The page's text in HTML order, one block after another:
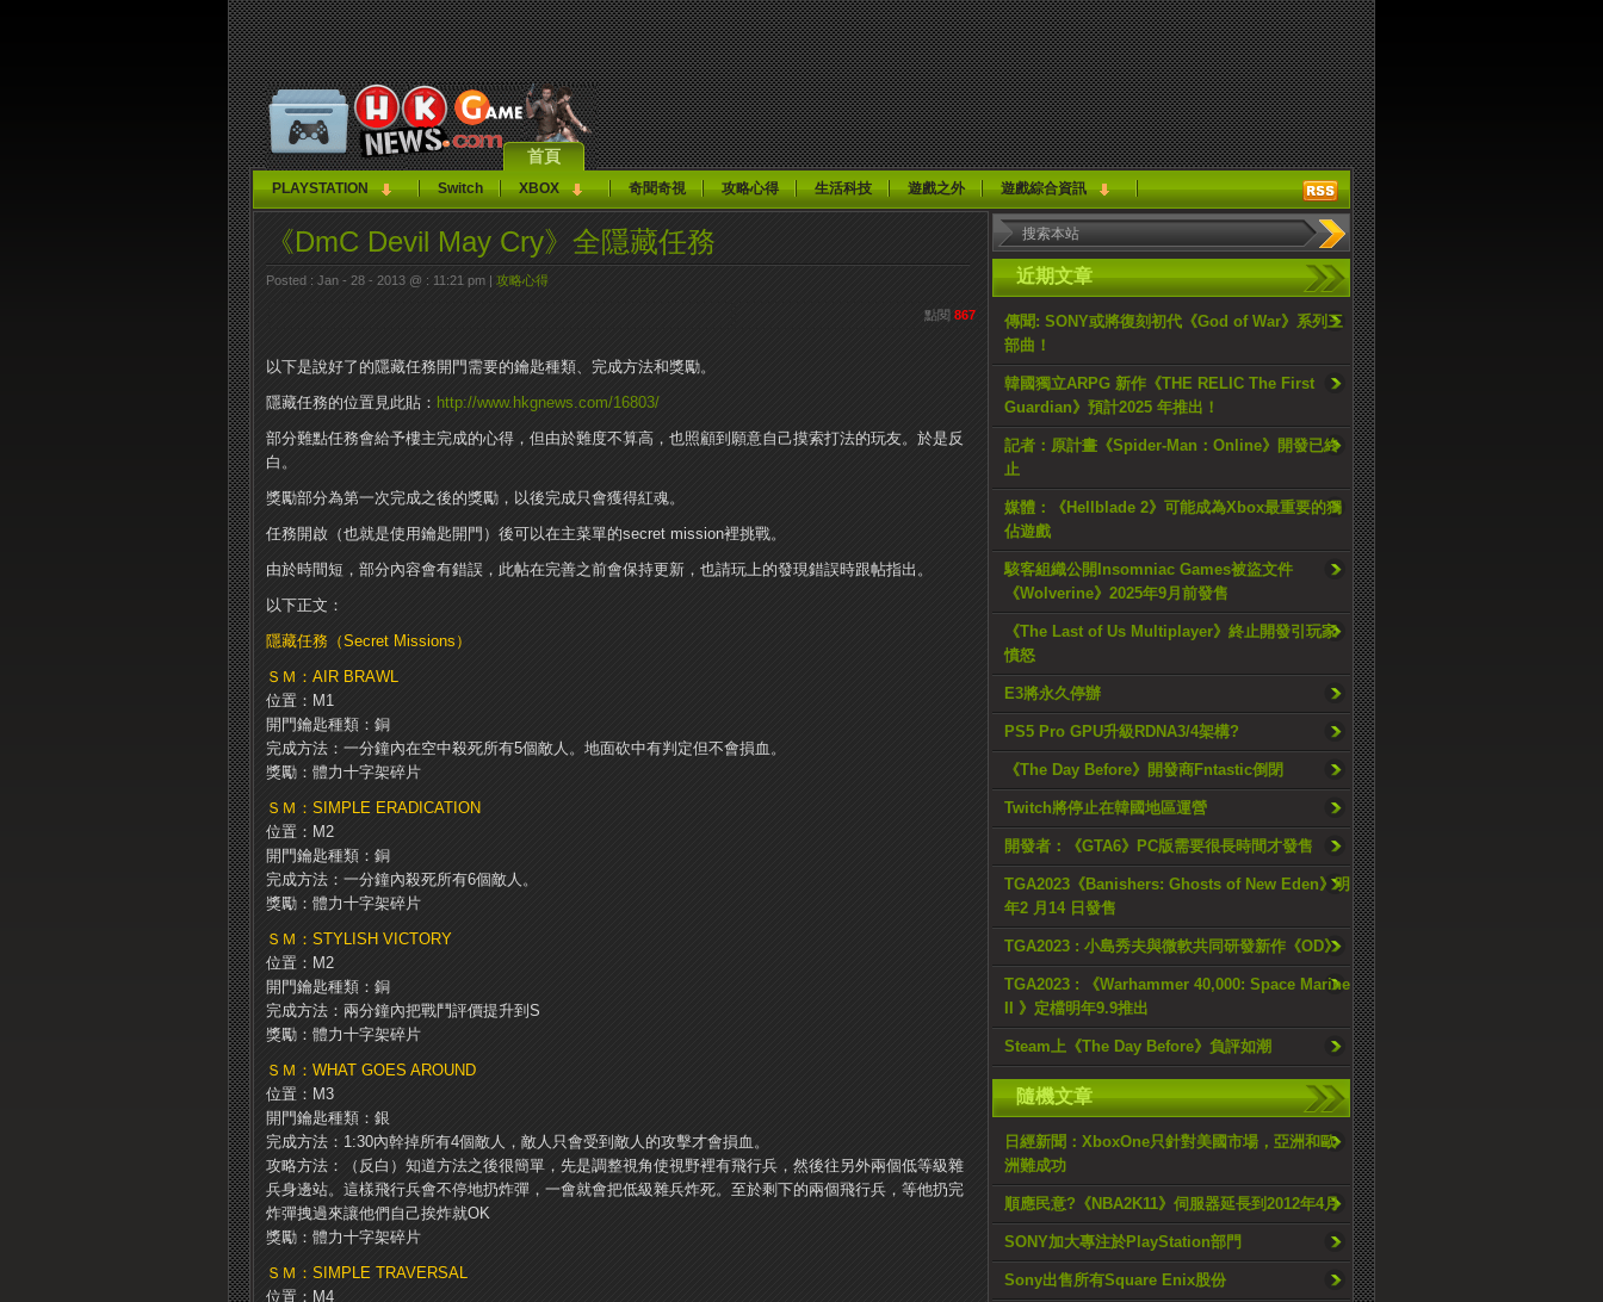
首頁
PLAYSTATION Switch XBOX 奇聞奇視 攻略心得 生活科技 遊戲之外 遊戲綜合資訊
近期文章
傳聞: SONY或將復刻初代《God of War》系列三
部曲！
韓國獨立ARPG 新作《THE RELIC The First
Guardian》預計2025 年推出！
記者：原計畫《Spider-Man：Online》開發已終
止
媒體：《Hellblade 2》可能成為Xbox最重要的獨
佔遊戲
駭客組織公開Insomniac Games被盜文件
《Wolverine》2025年9月前發售
《The Last of Us Multiplayer》終止開發引玩家
憤怒
E3將永久停辦
PS5 Pro GPU升級RDNA3/4架構?
《The Day Before》開發商Fntastic倒閉
Twitch將停止在韓國地區運營
開發者：《GTA6》PC版需要很長時間才發售
TGA2023《Banishers: Ghosts of New Eden》明
年2 月14 日發售
TGA2023 : 小島秀夫與微軟共同研發新作《OD》
TGA2023 : 《Warhammer 40,000: Space Marine
II 》定檔明年9.9推出
Steam上《The Day Before》負評如潮
隨機文章
日經新聞：XboxOne只針對美國市場，亞洲和歐
洲難成功
順應民意?《NBA2K11》伺服器延長到2012年4月
SONY加大專注於PlayStation部門
Sony出售所有Square Enix股份
《DmC Devil May Cry》全隱藏任務
Posted : Jan - 28 - 2013 @ : 11:21 pm | 攻略心得
點閱 867
以下是說好了的隱藏任務開門需要的鑰匙種類、完成方法和獎勵。
隱藏任務的位置見此貼： http://www.hkgnews.com/16803/
部分難點任務會給予樓主完成的心得，但由於難度不算高，也照顧到願意自己摸索打法的玩友。 於是反
白。
獎勵部分為第一次完成之後的獎勵，以後完成只會獲得紅魂。
任務開啟（也就是使用鑰匙開門）後可以在主菜單的secret mission裡挑戰。
由於時間短，部分內容會有錯誤，此帖在完善之前會保持更新，也請玩上的發現錯誤時跟帖指出。
以下正文：
隱藏任務（Secret Missions）
ＳＭ：AIR BRAWL
位置：M1
開門鑰匙種類：銅
完成方法：一分鐘內在空中殺死所有5個敵人。 地面砍中有判定但不會損血。
獎勵：體力十字架碎片
ＳＭ：SIMPLE ERADICATION
位置：M2
開門鑰匙種類：銅
完成方法：一分鐘內殺死所有6個敵人。
獎勵：體力十字架碎片
ＳＭ：STYLISH VICTORY
位置：M2
開門鑰匙種類：銅
完成方法：兩分鐘內把戰鬥評價提升到S
獎勵：體力十字架碎片
ＳＭ：WHAT GOES AROUND
位置：M3
開門鑰匙種類：銀
完成方法：1:30內幹掉所有4個敵人，敵人只會受到敵人的攻擊才會損血。
攻略方法：（反白）知道方法之後很簡單，先是調整視角使視野裡有飛行兵，然後往另外兩個低等級雜
兵身邊站。 這樣飛行兵會不停地扔炸彈，一會就會把低級雜兵炸死。 至於剩下的兩個飛行兵，等他扔完
炸彈拽過來讓他們自己挨炸就OK
獎勵：體力十字架碎片
ＳＭ：SIMPLE TRAVERSAL
位置：M4